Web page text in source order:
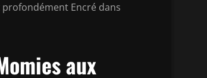
Encré dans
aux